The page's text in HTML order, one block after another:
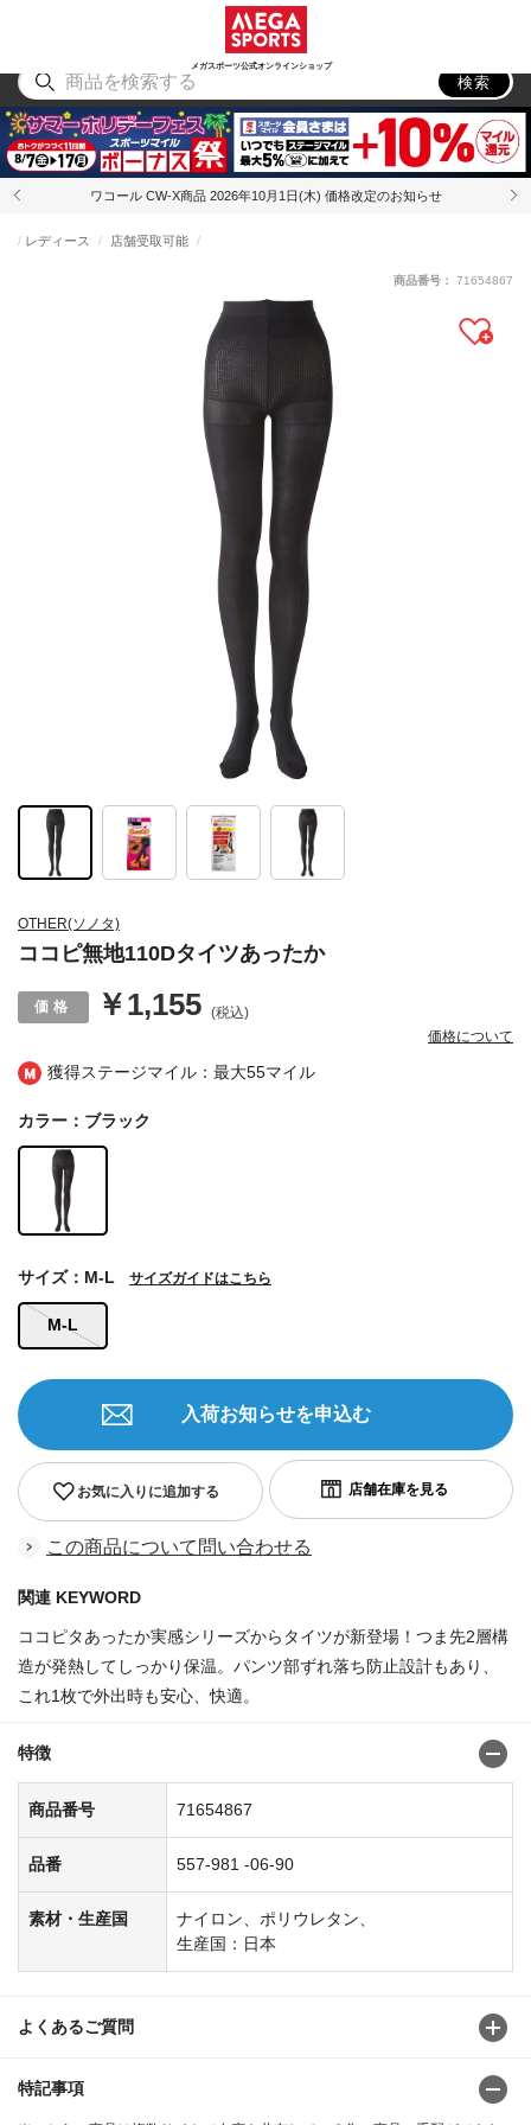
メガスポーツ公式オンラインショップ
アウトドア
検索
ワコール CW-X商品 2026年10月1日(木) 価格改定のお知らせ
獲得ステージマイル：最大55マイル
OTHER(ソノタ)
ココピ無地110Dタイツあったか
レディース 店舗受取可能
￥1,155 (税込)
価格について
商品番号： 71654867
カラー：ブラック
M-L
サイズ：M-L サイズガイドはこちら
お気に入りに追加する
入荷お知らせを申込む
この商品について問い合わせる
関連 KEYWORD
ココピタあったか実感シリーズからタイツが新登場！つま先2層構
造が発熱してしっかり保温。パンツ部ずれ落ち防止設計もあり、
これ1枚で外出時も安心、快適。
特徴
商品番号 71654867
品番 557-981 -06-90
素材・生産国
ナイロン、ポリウレタン、
生産国：日本
よくあるご質問
特記事項